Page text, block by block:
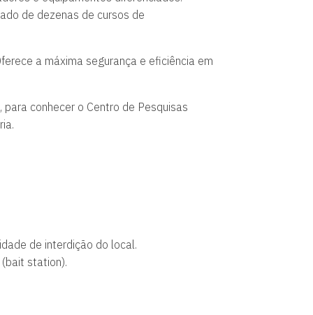
de dezenas de cursos de
a máxima segurança e eficiência em
conhecer o Centro de Pesquisas
de interdição do local.
station).